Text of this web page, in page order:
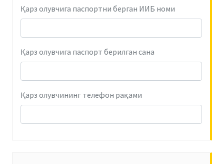
Қарз олувчига паспортни берган ИИБ номи
Қарз олувчига паспорт берилган сана
Қарз олувчининг телефон рақами